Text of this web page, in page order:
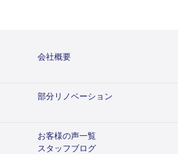
会社概要
部分リノベーション
お客様の声一覧
スタッフブログ